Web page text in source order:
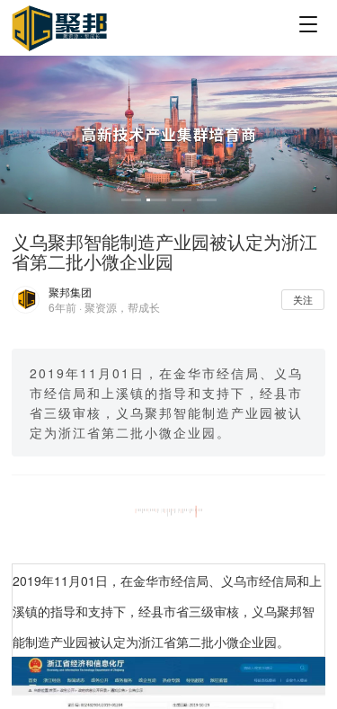
T
g
g
l
e
n
a
v
i
t
n
义乌聚邦智能制造产业园被认定为浙江
省第二批小微企业园
聚邦集团
6年前 · 聚资源，帮成长
关注
2019年11月01日，在金华市经信局、义乌
市经信局和上溪镇的指导和支持下，经县市
省三级审核，义乌聚邦智能制造产业园被认
定为浙江省第二批小微企业园。
2019年11月01日，在金华市经信局、义乌市经信局和上
溪镇的指导和支持下，经县市省三级审核，义乌聚邦智
能制造产业园被认定为浙江省第二批小微企业园。